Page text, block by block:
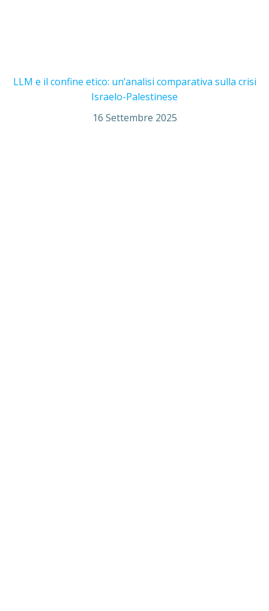
LLM e il confine etico: un’analisi comparativa sulla crisi
Israelo-Palestinese
16 Settembre 2025